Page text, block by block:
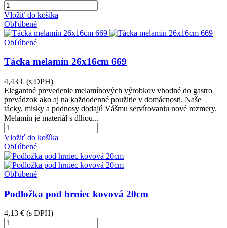
Vložiť do košíka
Obľúbené
Obľúbené
Tácka melamín 26x16cm 669
4,43 € (s DPH)
Elegantné prevedenie melamínových výrobkov vhodné do gastro
prevádzok ako aj na každodenné použitie v domácnosti. Naše
tácky, misky a podnosy dodajú Vášmu servírovaniu nové rozmery.
Melamín je materiál s dlhou...
Vložiť do košíka
Obľúbené
Obľúbené
Podložka pod hrniec kovová 20cm
4,13 € (s DPH)